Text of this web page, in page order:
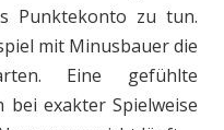
Punktekonto zu tun.
mit Minusbauer die
Eine gefühlte
exakter Spielweise